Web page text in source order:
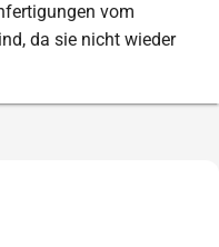
vom
da sie nicht wieder